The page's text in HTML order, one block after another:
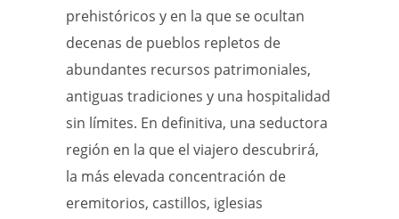
prehistóricos y en la que se ocultan
decenas de pueblos repletos de
abundantes recursos patrimoniales,
antiguas tradiciones y una hospitalidad
sin límites. En definitiva, una seductora
región en la que el viajero descubrirá,
la más elevada concentración de
eremitorios, castillos, iglesias